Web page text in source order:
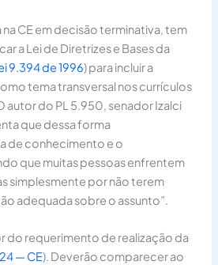
CE em decisão terminativa, tem
a Lei de Diretrizes e Bases da
9.394 de 1996) para incluir a
tema transversal nos currículos
autor do PL 5.950, senador Izalci
que dessa forma
de conhecimento e o
que muitas pessoas enfrentem
simplesmente por não terem
adequada sobre o assunto”.
do requerimento de realização da
— CE). Deverão comparecer ao